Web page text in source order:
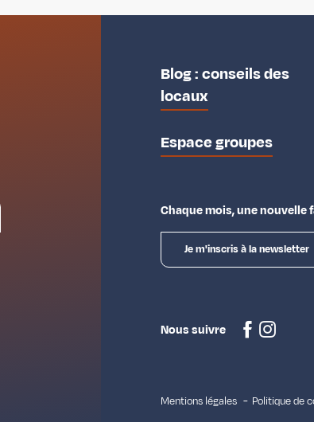
Blog : conseils des
locaux
Espace groupes
Chaque mois, une nouvelle
Je m'inscris à la newsletter
Nous suivre
Mentions légales Politique de